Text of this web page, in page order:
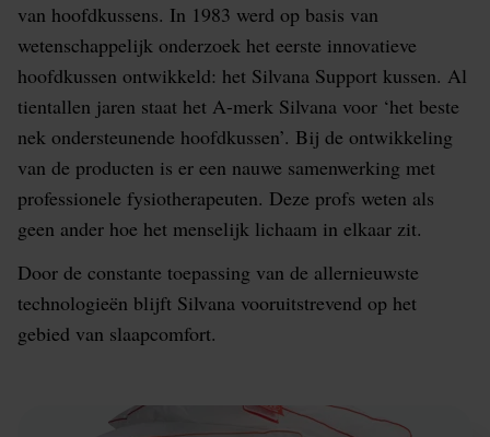
van hoofdkussens. In 1983 werd op basis van
wetenschappelijk onderzoek het eerste innovatieve
hoofdkussen ontwikkeld: het Silvana Support kussen. Al
tientallen jaren staat het A-merk Silvana voor ‘het beste
nek ondersteunende hoofdkussen’. Bij de ontwikkeling
van de producten is er een nauwe samenwerking met
professionele fysiotherapeuten. Deze profs weten als
geen ander hoe het menselijk lichaam in elkaar zit.
Door de constante toepassing van de allernieuwste
technologieën blijft Silvana vooruitstrevend op het
gebied van slaapcomfort.